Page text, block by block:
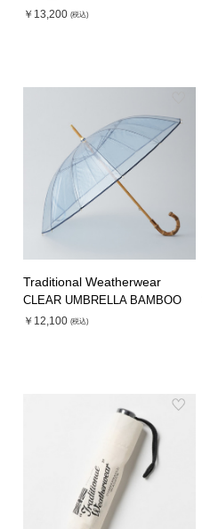
￥13,200 (税込)
Traditional Weatherwear
CLEAR UMBRELLA BAMBOO
￥12,100 (税込)